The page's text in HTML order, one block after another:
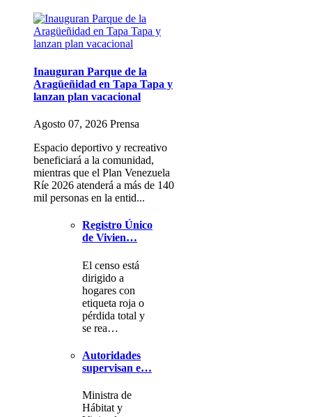
Inauguran Parque de la
Aragüeñidad en Tapa Tapa y
lanzan plan vacacional
Agosto 07, 2026 Prensa
Espacio deportivo y recreativo
beneficiará a la comunidad,
mientras que el Plan Venezuela
Ríe 2026 atenderá a más de 140
mil personas en la entid...
Registro Único
de Vivien…
El censo está
dirigido a
hogares con
etiqueta roja o
pérdida total y
se rea…
Autoridades
supervisan e…
Ministra de
Hábitat y